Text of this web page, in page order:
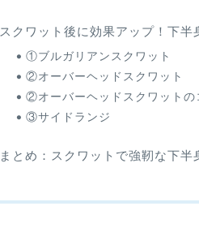
スクワット後に効果アップ！下
①ブルガリアンスクワット
②オーバーヘッドスクワット
②オーバーヘッドスクワットの
③サイドランジ
まとめ：スクワットで強靭な下半